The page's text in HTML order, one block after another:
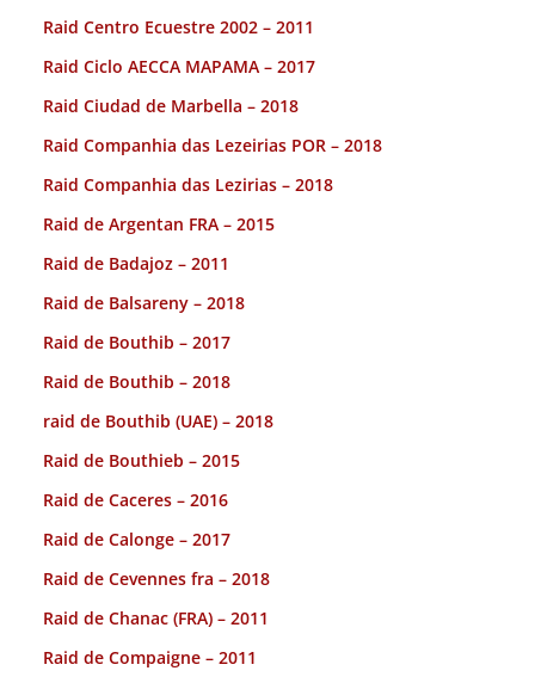
Raid Centro Ecuestre 2002 – 2011
Raid Ciclo AECCA MAPAMA – 2017
Raid Ciudad de Marbella – 2018
Raid Companhia das Lezeirias POR – 2018
Raid Companhia das Lezirias – 2018
Raid de Argentan FRA – 2015
Raid de Badajoz – 2011
Raid de Balsareny – 2018
Raid de Bouthib – 2017
Raid de Bouthib – 2018
raid de Bouthib (UAE) – 2018
Raid de Bouthieb – 2015
Raid de Caceres – 2016
Raid de Calonge – 2017
Raid de Cevennes fra – 2018
Raid de Chanac (FRA) – 2011
Raid de Compaigne – 2011